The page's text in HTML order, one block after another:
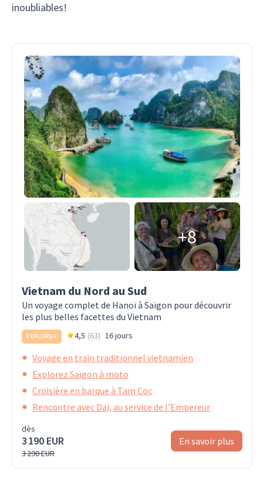
inoubliables!
+8
Vietnam du Nord au Sud
Un voyage complet de Hanoï à Saïgon pour découvrir
les plus belles facettes du Vietnam
EXPLORER 4,5 (63) 16 jours
Voyage en train traditionnel vietnamien
Explorez Saïgon à moto
Croisière en barque à Tam Coc
Rencontre avec Dai, au service de l’Empereur
dès
3 190 EUR
3 290 EUR
En savoir plus